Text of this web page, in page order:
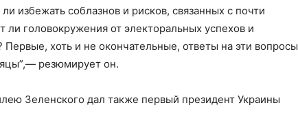
избежать соблазнов и рисков, связанных с почти
ли головокружения от электоральных успехов и
хоть и не окончательные, ответы на эти вопросы
резюмирует он.
Зеленского дал также первый президент Украины